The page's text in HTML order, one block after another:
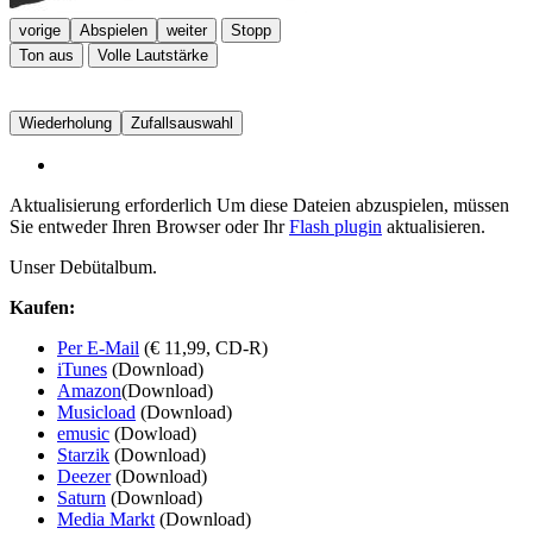
vorige Abspielen weiter
Stopp
Ton aus
Volle Lautstärke
Wiederholung Zufallsauswahl
Aktualisierung erforderlich Um diese Dateien abzuspielen, müssen
Sie entweder Ihren Browser oder IhrFlash plugin aktualisieren.
Unser Debütalbum.
Kaufen:
Per E-Mail (€ 11,99, CD-R)
iTunes (Download)
Amazon(Download)
Musicload (Download)
emusic (Dowload)
Starzik (Download)
Deezer(Download)
Saturn (Download)
Media Markt (Download)